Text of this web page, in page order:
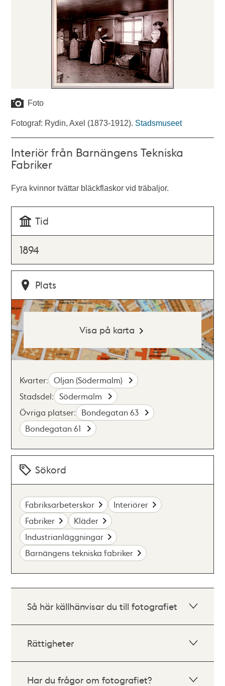
Foto
Fotograf: Rydin, Axel (1873-1912). Stadsmuseet
Interiör från Barnängens Tekniska
Fabriker
Fyra kvinnor tvättar bläckflaskor vid träbaljor.
Tid
1894
Plats
Visa på karta
Kvarter: Oljan (Södermalm)
Stadsdel: Södermalm
Övriga platser: Bondegatan 63
Bondegatan 61
Sökord
Fabriksarbeterskor
Interiörer
Fabriker
Kläder
Industrianläggningar
Barnängens tekniska fabriker
Så här källhänvisar du till fotografiet
Rättigheter
Har du frågor om fotografiet?